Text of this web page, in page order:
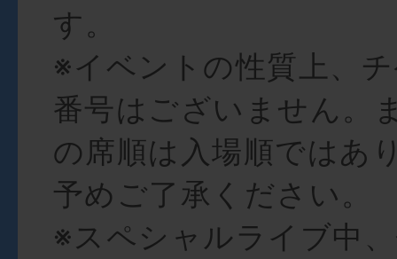
す。
※イベントの性質上、
番号はございません。
の席順は入場順ではあ
予めご了承ください。
※スペシャルライブ中